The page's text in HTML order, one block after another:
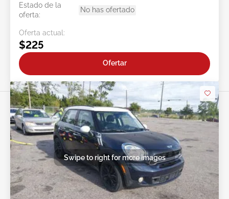
Estado de la
oferta:
No has ofertado
Oferta actual:
$225
Ofertar
Swipe to right for more images